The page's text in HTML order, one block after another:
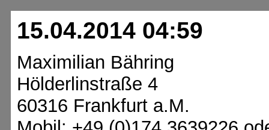
15.04.2014 04:59
Maximilian Bähring
Hölderlinstraße 4
60316 Frankfurt a.M.